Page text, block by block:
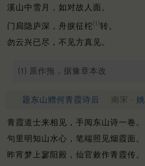
溪山中雪月，如对故人面。
门扃隐庐深，舟捩征柁⑴转。
勿云兴已尽，不见方真见。
⑴ 原作拖，据豫章本改
题东山赠何青霞诗后 南宋 ·
青霞道士来相见，手阅东山诗一卷。
句里明知山水心，笔端照见烟霞面。
昨宵梦上寥阳殿，仙官敕作青霞传。